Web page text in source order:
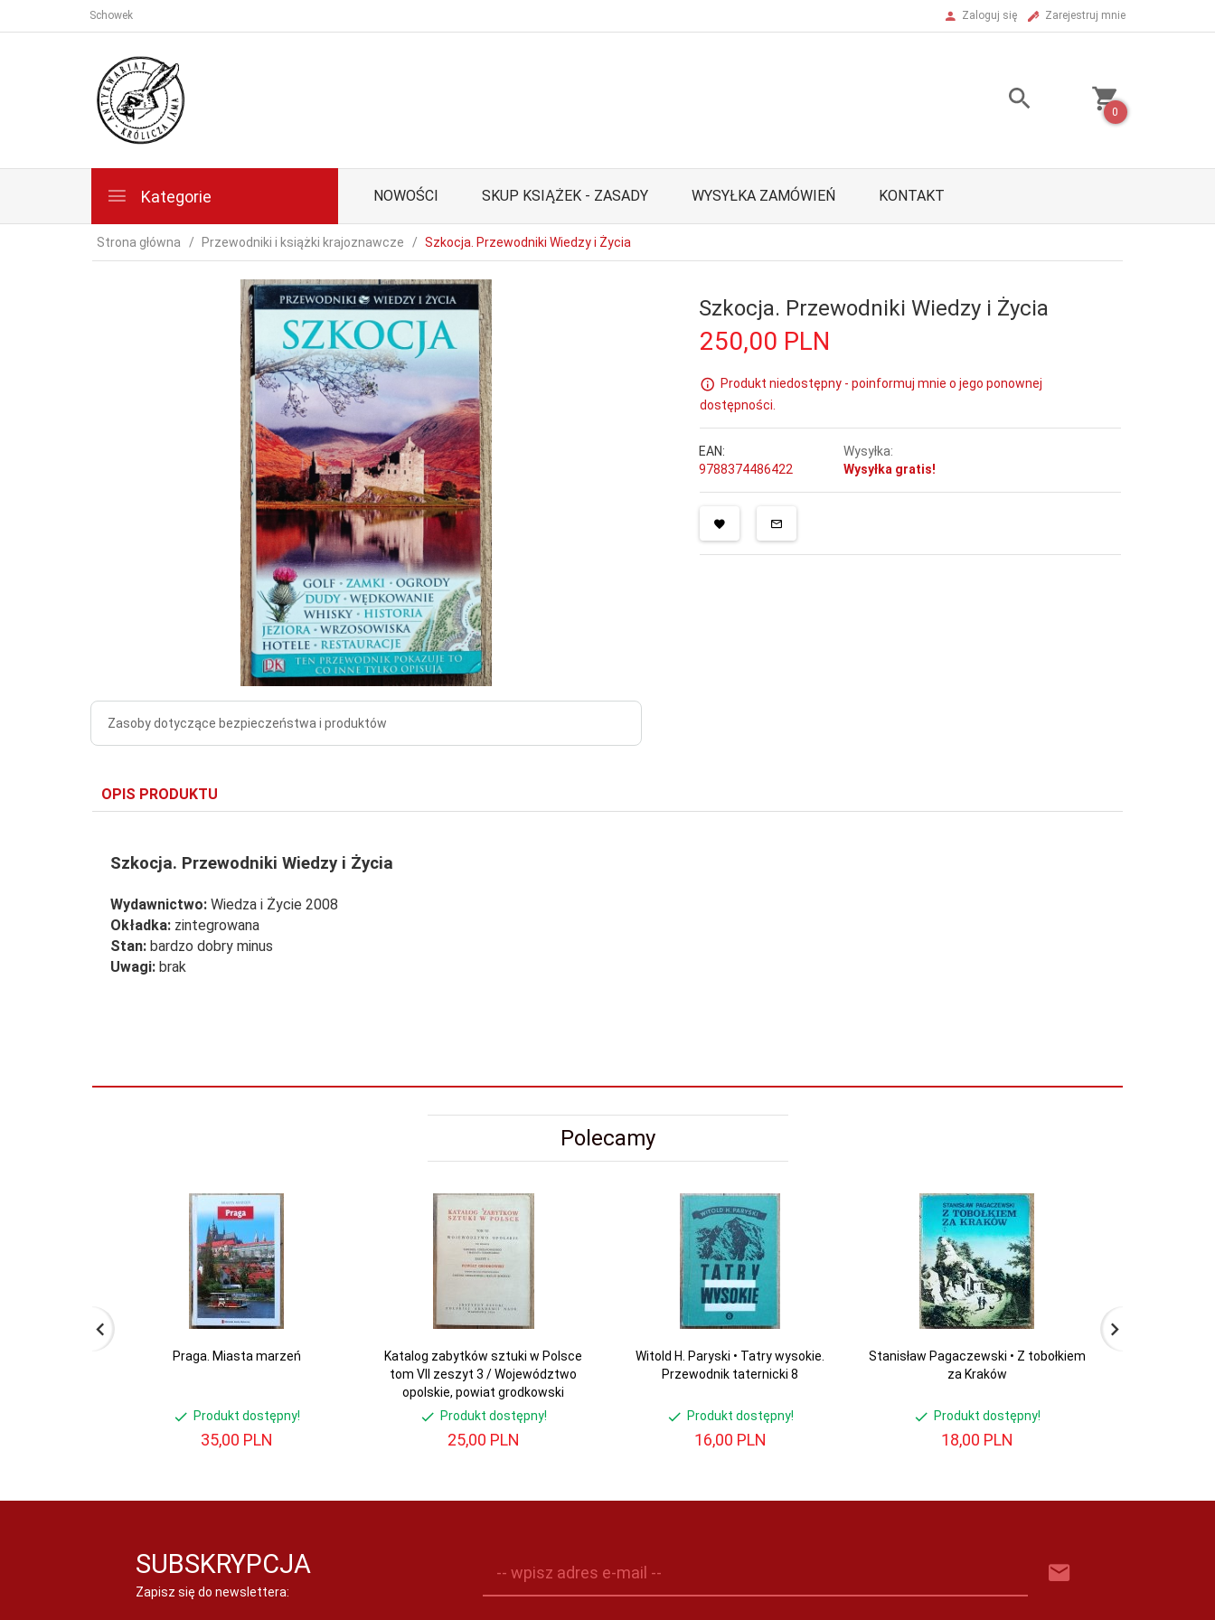
Schowek Zaloguj się Zarejestruj mnie
0
Kategorie NOWOŚCI SKUP KSIĄŻEK - ZASADY WYSYŁKA ZAMÓWIEŃ KONTAKT
Strona główna Przewodniki i książki krajoznawcze Szkocja. Przewodniki Wiedzy i Życia
Zasoby dotyczące bezpieczeństwa i produktów
Szkocja. Przewodniki Wiedzy i Życia
250,00 PLN
Produkt niedostępny - poinformuj mnie o jego ponownej
dostępności.
EAN:
9788374486422
Wysyłka:
Wysyłka gratis!
OPIS PRODUKTU
Szkocja. Przewodniki Wiedzy i Życia
Wydawnictwo: Wiedza i Życie 2008
Okładka: zintegrowana
Stan: bardzo dobry minus
Uwagi: brak
Polecamy
Praga. Miasta marzeń
Produkt dostępny!
35,00 PLN
Katalog zabytków sztuki w Polsce
tom VII zeszyt 3 / Województwo
opolskie, powiat grodkowski
Produkt dostępny!
25,00 PLN
Witold H. Paryski • Tatry wysokie.
Przewodnik taternicki 8
Produkt dostępny!
16,00 PLN
Stanisław Pagaczewski • Z tobołkiem
za Kraków
Produkt dostępny!
18,00 PLN
SUBSKRYPCJA
Zapisz się do newslettera:
-- wpisz adres e-mail --